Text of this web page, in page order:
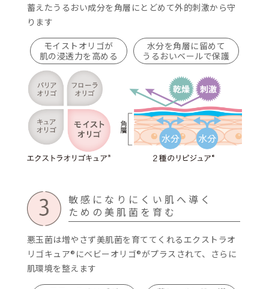
切な働きをする「４種の
肌なじみがよく、うるお
肌に不足して
すこやかな肌へ整